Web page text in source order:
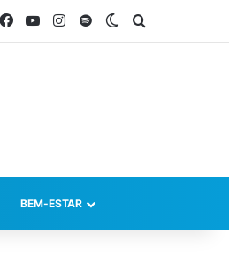
FacebookYouTubeInstagram
SpotifySwitch skin
BEM-ESTAR